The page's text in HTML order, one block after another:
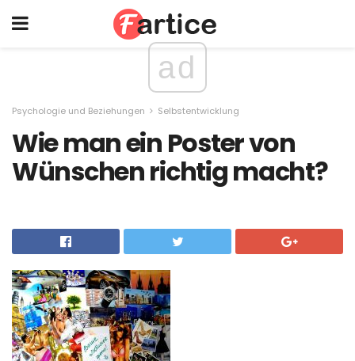
ad
Psychologie und Beziehungen Selbstentwicklung
Wie man ein Poster von
Wünschen richtig macht?